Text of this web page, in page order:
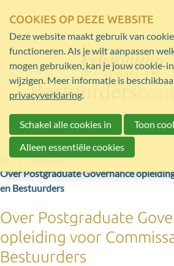
HomeAgenda
Over Postgraduate Governance
en Bestuurders
Over Postgraduate
opleiding voor
Bestuurders
COOKIES OP DEZE WEBSITE
Deze website maakt gebruik van
functioneren. Als je wilt aanpassen
mogen gebruiken, kan je jouw cookie-
wijzigen. Meer informatie is
privacyverklaring.
Schakel alle cookies in
Toon
Alleen essentiële cookies